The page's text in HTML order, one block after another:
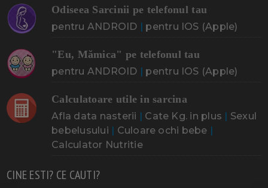
Odiseea Sarcinii pe telefonul tau
pentru ANDROID | pentru IOS (Apple)
"Eu, Mămica" pe telefonul tau
pentru ANDROID | pentru IOS (Apple)
Calculatoare utile in sarcina
Afla data nasterii | Cate Kg. in plus | Sexul
bebelusului | Culoare ochi bebe |
Calculator Nutritie
CINE ESTI? CE CAUTI?